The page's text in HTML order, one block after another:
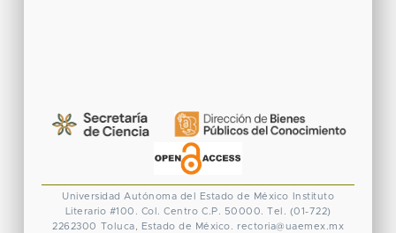
Universidad Autónoma del Estado de México
Instituto
Literario #100. Col. Centro C.P. 50000. Tel. (01-722)
2262300
Toluca, Estado de México. rectoria@uaemex.mx